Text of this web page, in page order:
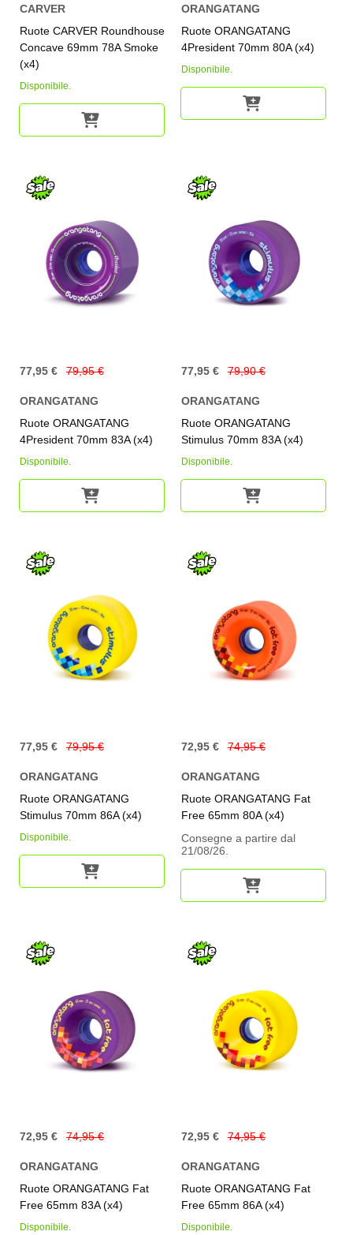
CARVER
Ruote CARVER Roundhouse
Concave 69mm 78A Smoke
(x4)
Disponibile.
ORANGATANG
Ruote ORANGATANG
4President 70mm 80A (x4)
Disponibile.
77,95 € 79,95 €
ORANGATANG
Ruote ORANGATANG
4President 70mm 83A (x4)
Disponibile.
77,95 € 79,90 €
ORANGATANG
Ruote ORANGATANG
Stimulus 70mm 83A (x4)
Disponibile.
77,95 € 79,95 €
ORANGATANG
Ruote ORANGATANG
Stimulus 70mm 86A (x4)
Disponibile.
72,95 € 74,95 €
ORANGATANG
Ruote ORANGATANG Fat
Free 65mm 80A (x4)
Consegne a partire dal
21/08/26.
72,95 € 74,95 €
ORANGATANG
Ruote ORANGATANG Fat
Free 65mm 83A (x4)
Disponibile.
72,95 € 74,95 €
ORANGATANG
Ruote ORANGATANG Fat
Free 65mm 86A (x4)
Disponibile.